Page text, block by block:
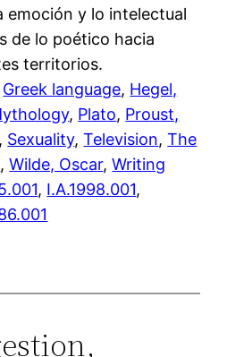
emoción y lo intelectual
de lo poético hacia
territorios.
Greek language, Hegel,
, Plato, Proust,
, Sexuality, Television, The
, Wilde, Oscar, Writing
, I.A.1998.001,